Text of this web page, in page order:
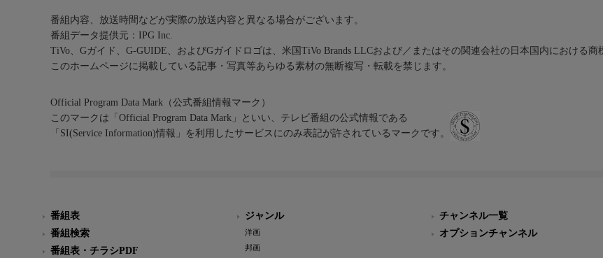
番組内容、放送時間などが実際の放送内容と異なる場合がございます。
番組データ提供元：IPG Inc.
TiVo、Gガイド、G-GUIDE、およびGガイドロゴは、米国TiVo Brands LLCおよび／またはその関連会社の日本国内における商
このホームページに掲載している記事・写真等あらゆる素材の無断複写・転載を禁じます。
Official Program Data Mark（公式番組情報マーク）
このマークは「Official Program Data Mark」といい、テレビ番組の公式情報である
「SI(Service Information)情報」を利用したサービスにのみ表記が許されているマークです。
番組表
番組検索
番組表・チラシPDF
ジャンル
洋画
邦画
チャンネル一覧
オプションチャンネル